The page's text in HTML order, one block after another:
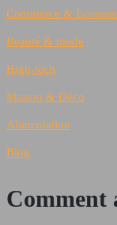
Commerce &
Beauté & mode
High-tech
Maison & Déco
Alimentation
Blog
Comment